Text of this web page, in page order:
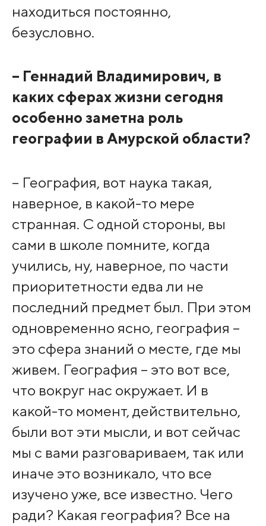
находиться постоянно,
безусловно.
– Геннадий Владимирович, в
каких сферах жизни сегодня
особенно заметна роль
географии в Амурской области?
– География, вот наука такая,
наверное, в какой-то мере
странная. С одной стороны, вы
сами в школе помните, когда
учились, ну, наверное, по части
приоритетности едва ли не
последний предмет был. При этом
одновременно ясно, география –
это сфера знаний о месте, где мы
живем. География – это вот все,
что вокруг нас окружает. И в
какой-то момент, действительно,
были вот эти мысли, и вот сейчас
мы с вами разговариваем, так или
иначе это возникало, что все
изучено уже, все известно. Чего
ради? Какая география? Все на